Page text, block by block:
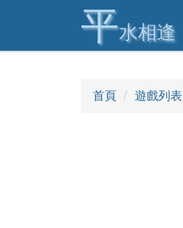
平水相逢
首頁 遊戲列表